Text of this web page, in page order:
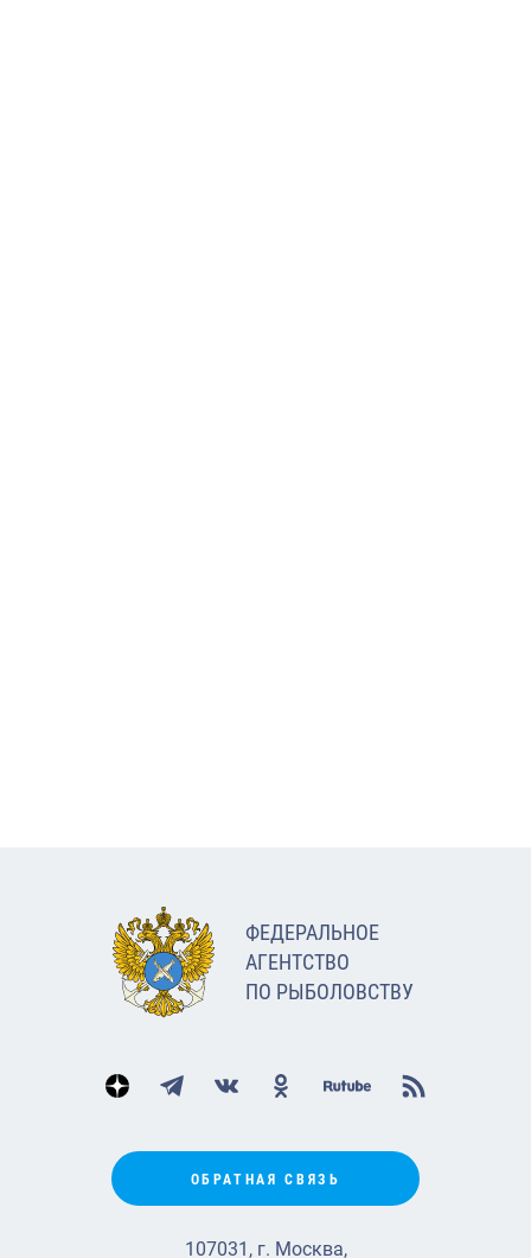
ФЕДЕРАЛЬНОЕ
АГЕНТСТВО
ПО РЫБОЛОВСТВУ
ОБРАТНАЯ СВЯЗЬ
107031, г. Москва,